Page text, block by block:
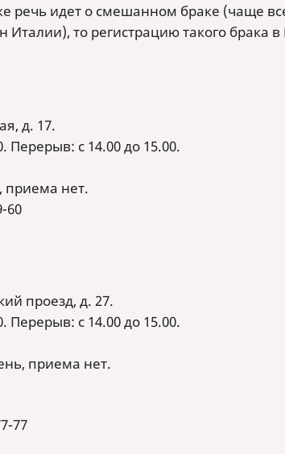
речь идет о смешанном браке (чаще
Италии), то регистрацию такого брака
д. 17.
Перерыв: с 14.00 до 15.00.
приема нет.
60
проезд, д. 27.
Перерыв: с 14.00 до 15.00.
приема нет.
77